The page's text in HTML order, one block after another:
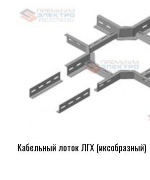
Кабельный лоток ЛГХ (иксобразный)